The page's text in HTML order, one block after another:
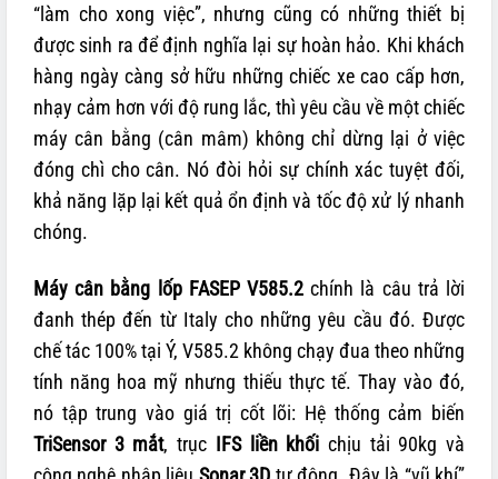
“làm cho xong việc”, nhưng cũng có những thiết bị
được sinh ra để định nghĩa lại sự hoàn hảo. Khi khách
hàng ngày càng sở hữu những chiếc xe cao cấp hơn,
nhạy cảm hơn với độ rung lắc, thì yêu cầu về một chiếc
máy cân bằng (cân mâm) không chỉ dừng lại ở việc
đóng chì cho cân. Nó đòi hỏi sự chính xác tuyệt đối,
khả năng lặp lại kết quả ổn định và tốc độ xử lý nhanh
chóng.
Máy cân bằng lốp FASEP V585.2 chính là câu trả lời
đanh thép đến từ Italy cho những yêu cầu đó. Được
chế tác 100% tại Ý, V585.2 không chạy đua theo những
tính năng hoa mỹ nhưng thiếu thực tế. Thay vào đó,
nó tập trung vào giá trị cốt lõi: Hệ thống cảm biến
TriSensor 3 mắt, trục IFS liền khối chịu tải 90kg và